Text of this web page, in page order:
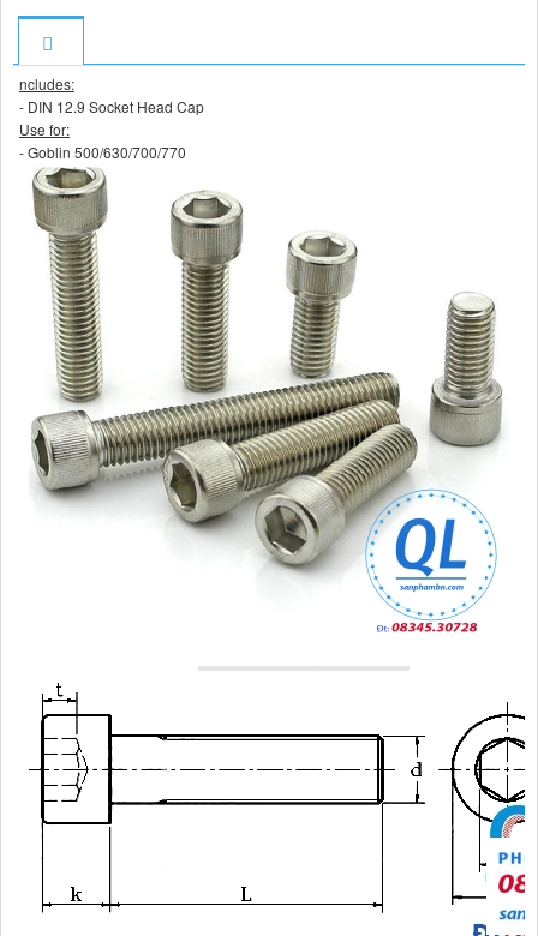
ncludes:
- DIN 12.9 Socket Head Cap
Use for:
- Goblin 500/630/700/770